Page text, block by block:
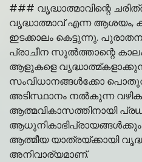
### വൃദ്ധാത്മാവിന്റെ
വൃദ്ധാത്മാവ് എന്ന ആശയം,
ഇടക്കാലം കെട്ടുന്നു.
പ്രാചീന സുൽത്താന്റെ
ആളുകളെ
സംവിധാനങ്ങൾക്കോ
അടിസ്ഥാനം നൽകുന്ന
ആത്മവികാസത്തിനായി
ആത്മീയ യാത്രയ്ക്കായി
അനിവാര്യമാണ്.